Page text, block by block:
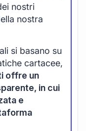
nostri
nostra
si basano su
cartacee,
offre un
in cui
e